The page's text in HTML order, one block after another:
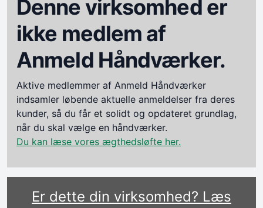
Denne virksomhed er
ikke medlem af
Anmeld Håndværker.
Aktive medlemmer af Anmeld Håndværker
indsamler løbende aktuelle anmeldelser fra deres
kunder, så du får et solidt og opdateret grundlag,
når du skal vælge en håndværker.
Du kan læse vores ægthedsløfte her.
Er dette din virksomhed? Læs